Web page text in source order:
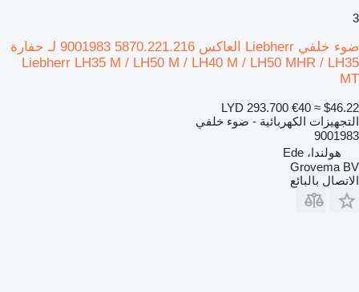
3
ضوء خلفي Liebherr العاكس 5870.221.216 9001983 لـ حفارة
Liebherr LH35 M / LH50 M / LH40 M / LH50 MHR / LH35
MT
LYD 293.700 €40 ≈ $46.22
التجهيزات الكهربائية - ضوء خلفي
9001983
هولندا، Ede
Grovema BV
الاتصال بالبائع